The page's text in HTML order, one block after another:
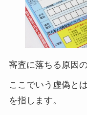
審査に落ちる原因の
ここでいう虚偽とは
を指します。